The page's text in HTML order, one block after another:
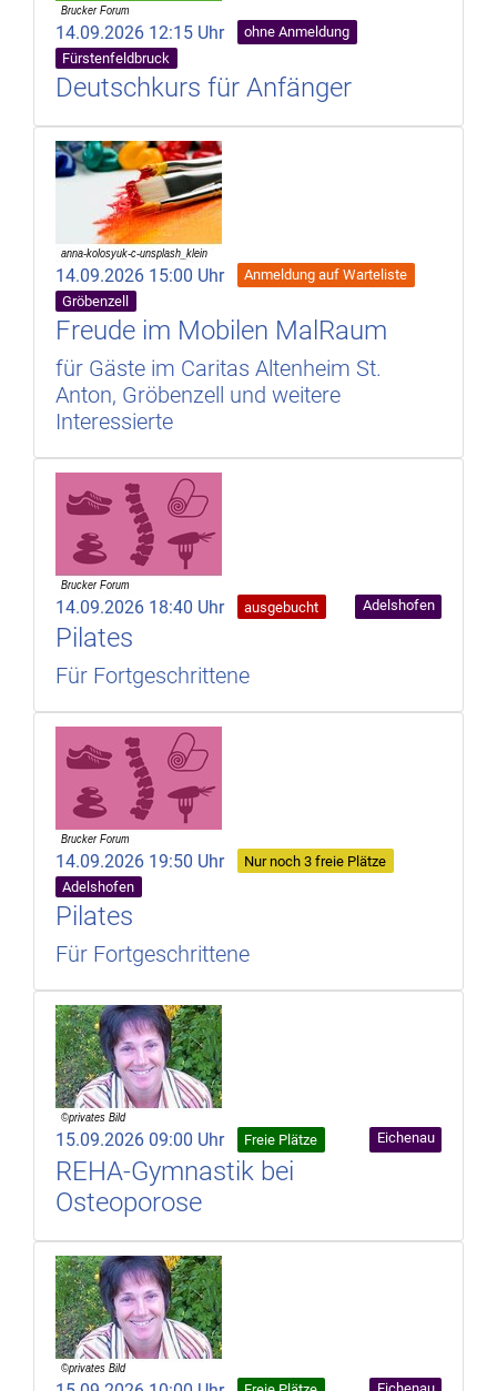
14.09.2026 12:15 Uhr
ohne Anmeldung
Fürstenfeldbruck
Deutschkurs für Anfänger
14.09.2026 15:00 Uhr
Anmeldung auf Warteliste
Gröbenzell
Freude im Mobilen MalRaum
für Gäste im Caritas Altenheim St.
Anton, Gröbenzell und weitere
Interessierte
14.09.2026 18:40 Uhr ausgebucht Adelshofen
Pilates
Für Fortgeschrittene
14.09.2026 19:50 Uhr
Nur noch 3 freie Plätze
Adelshofen
Pilates
Für Fortgeschrittene
15.09.2026 09:00 Uhr Freie Plätze Eichenau
REHA-Gymnastik bei
Osteoporose